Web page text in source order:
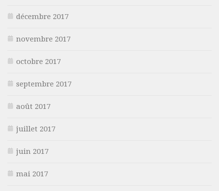
décembre 2017
novembre 2017
octobre 2017
septembre 2017
août 2017
juillet 2017
juin 2017
mai 2017